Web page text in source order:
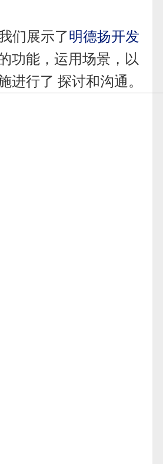
们展示了明德扬开发
功能，运用场景，以
进行了 探讨和沟通。